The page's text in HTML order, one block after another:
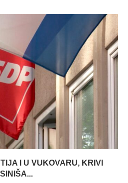
I U VUKOVARU, KRIVI
SINIŠA...